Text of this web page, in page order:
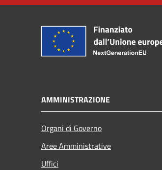
AMMINISTRAZIONE
Organi di Governo
Aree Amministrative
Uffici